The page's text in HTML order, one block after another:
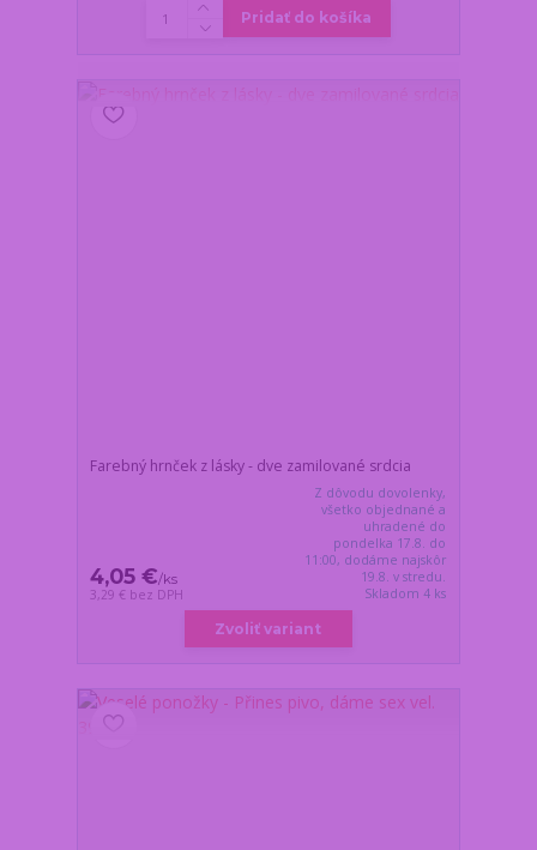
Pridať do košíka
Farebný hrnček z lásky - dve zamilované srdcia
4,05 €/ks
3,29 € bez DPH
Z dôvodu dovolenky,
všetko objednané a
uhradené do
pondelka 17.8. do
11:00, dodáme najskôr
19.8. v stredu.
Skladom 4 ks
Zvoliť variant